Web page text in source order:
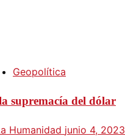
Geopolítica
supremacía del dólar
Humanidad junio 4, 2023